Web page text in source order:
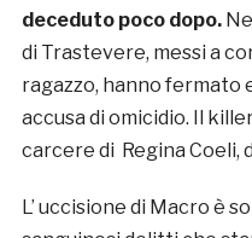
deceduto poco dopo.
di Trastevere, messi a
ragazzo, hanno fermato
accusa di omicidio. Il
carcere di Regina
L’ uccisione di Macro è